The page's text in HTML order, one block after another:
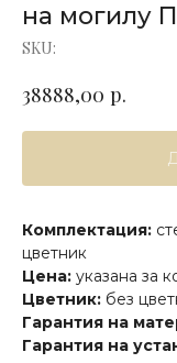
на могилу
SKU:
38888,00 р.
Комплектация:
цветник
Цена: указана за
Цветник: без
Гарантия на
Гарантия на